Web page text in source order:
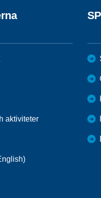
aktiviteter